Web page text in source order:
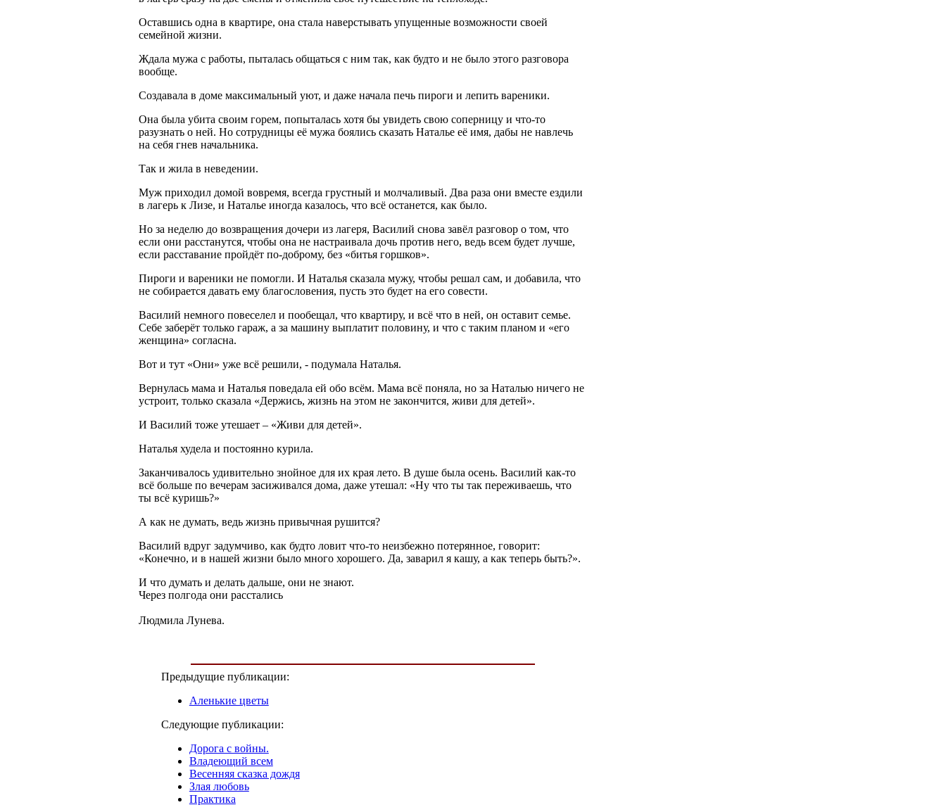
Оставшись одна в квартире, она стала наверстывать упущенные возможности своей
семейной жизни.
Ждала мужа с работы, пыталась общаться с ним так, как будто и не было этого разговора
вообще.
Создавала в доме максимальный уют, и даже начала печь пироги и лепить вареники.
Она была убита своим горем, попыталась хотя бы увидеть свою соперницу и что-то
разузнать о ней. Но сотрудницы её мужа боялись сказать Наталье её имя, дабы не навлечь
на себя гнев начальника.
Так и жила в неведении.
Муж приходил домой вовремя, всегда грустный и молчаливый. Два раза они вместе ездили
в лагерь к Лизе, и Наталье иногда казалось, что всё останется, как было.
Но за неделю до возвращения дочери из лагеря, Василий снова завёл разговор о том, что
если они расстанутся, чтобы она не настраивала дочь против него, ведь всем будет лучше,
если расставание пройдёт по-доброму, без «битья горшков».
Пироги и вареники не помогли. И Наталья сказала мужу, чтобы решал сам, и добавила, что
не собирается давать ему благословения, пусть это будет на его совести.
Василий немного повеселел и пообещал, что квартиру, и всё что в ней, он оставит семье.
Себе заберёт только гараж, а за машину выплатит половину, и что с таким планом и «его
женщина» согласна.
Вот и тут «Они» уже всё решили, - подумала Наталья.
Вернулась мама и Наталья поведала ей обо всём. Мама всё поняла, но за Наталью ничего не
устроит, только сказала «Держись, жизнь на этом не закончится, живи для детей».
И Василий тоже утешает – «Живи для детей».
Наталья худела и постоянно курила.
Заканчивалось удивительно знойное для их края лето. В душе была осень. Василий как-то
всё больше по вечерам засиживался дома, даже утешал: «Ну что ты так переживаешь, что
ты всё куришь?»
А как не думать, ведь жизнь привычная рушится?
Василий вдруг задумчиво, как будто ловит что-то неизбежно потерянное, говорит:
«Конечно, и в нашей жизни было много хорошего. Да, заварил я кашу, а как теперь быть?».
И что думать и делать дальше, они не знают.
Через полгода они расстались
Людмила Лунева.
Предыдущие публикации:
Аленькие цветы
Следующие публикации:
Дорога с войны.
Владеющий всем
Весенняя сказка дождя
Злая любовь
Практика